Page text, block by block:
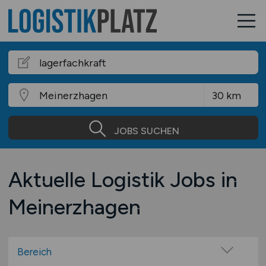
JOBS SUCHEN
Aktuelle Logistik Jobs in
Meinerzhagen
Bereich